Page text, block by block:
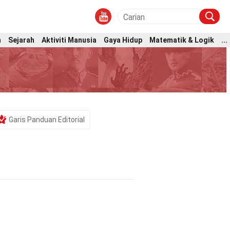
Sejarah Aktiviti Manusia Gaya Hidup Matematik & Logik ...
Garis Panduan Editorial